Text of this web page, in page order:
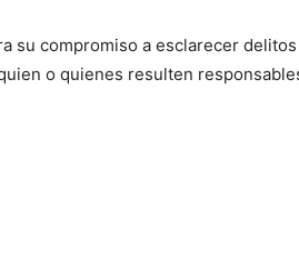
su compromiso a esclarecer
o quienes resulten